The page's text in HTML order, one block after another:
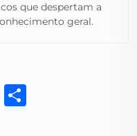
que despertam a
geral.​
Copy